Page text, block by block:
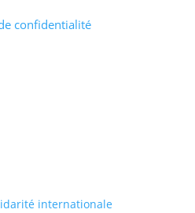
confidentialité
internationale